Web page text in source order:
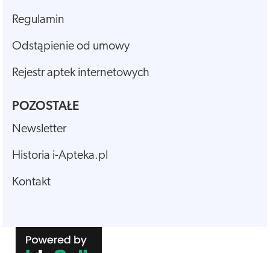
Regulamin
Odstąpienie od umowy
Rejestr aptek internetowych
POZOSTAŁE
Newsletter
Historia i-Apteka.pl
Kontakt